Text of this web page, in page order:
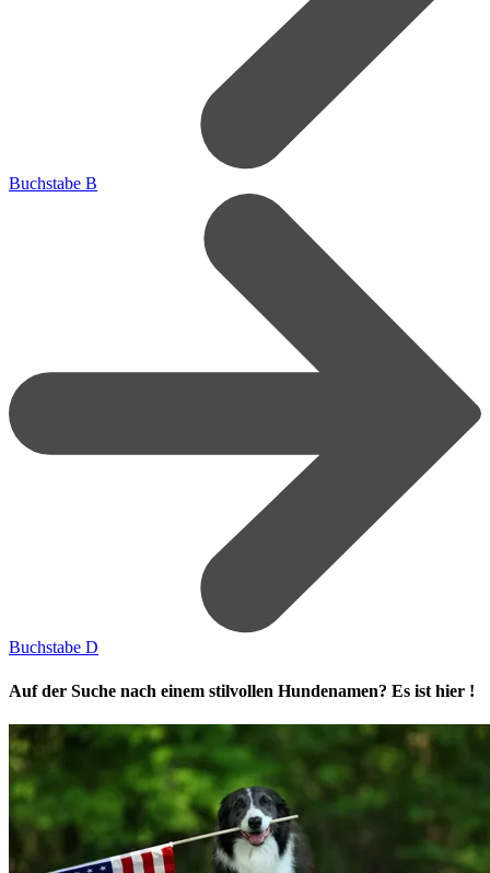
Buchstabe B
Buchstabe D
Auf der Suche nach einem stilvollen Hundenamen? Es ist hier !